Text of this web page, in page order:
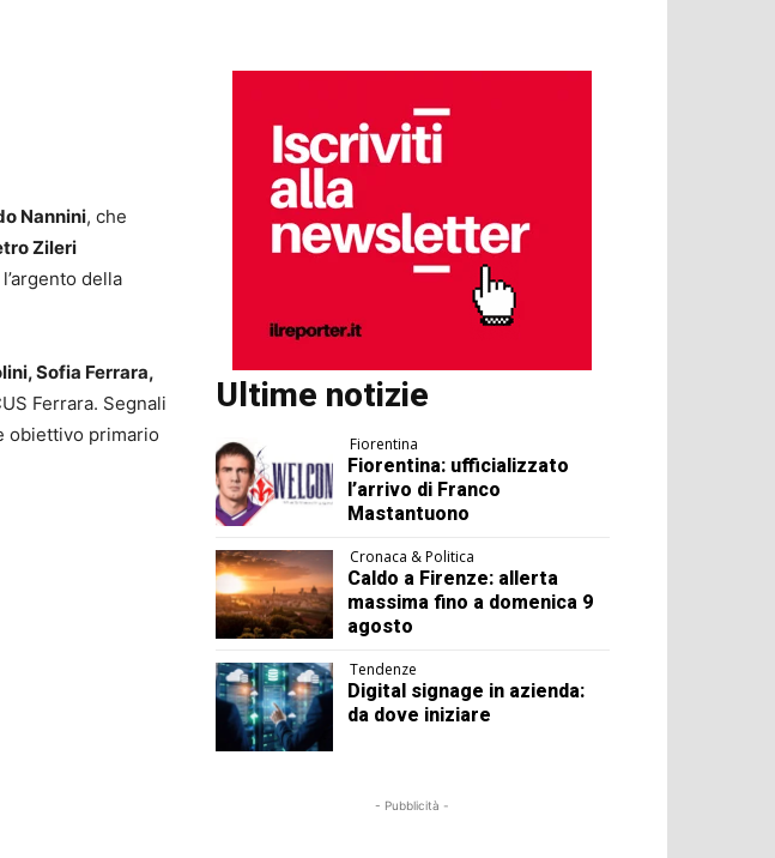
Nannini, che
Zileri
della
Sofia Ferrara,
Ferrara. Segnali
obiettivo primario
Ultime notizie
Fiorentina
Fiorentina: ufficializzato
l’arrivo di Franco
Mastantuono
Cronaca & Politica
Caldo a Firenze: allerta
massima fino a domenica 9
agosto
Tendenze
Digital signage in azienda:
da dove iniziare
- Pubblicità -